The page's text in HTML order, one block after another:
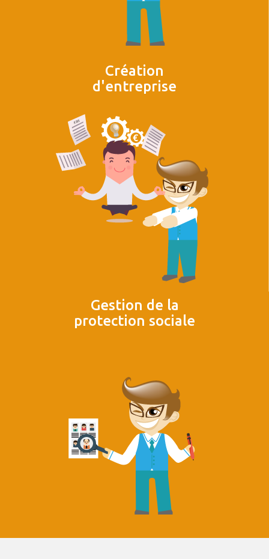
Création
d'entreprise
Gestion de la
protection sociale